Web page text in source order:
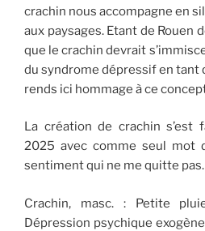
crachin nous accompagne en
aux paysages. Etant de Rouen
que le crachin devrait
du syndrome dépressif en tant
rends ici hommage à ce
La création de crachin s’est
2025 avec comme seul mot
sentiment qui ne me quitte pas.
Crachin, masc. : Petite
Dépression psychique